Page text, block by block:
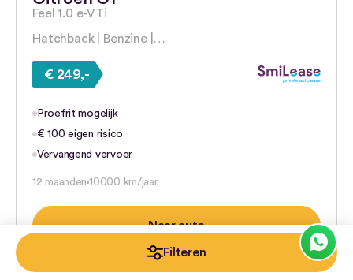
Filteren
Feel 1.0 e-VTi
Hatchback | Benzine |…
€ 249,-
Proefrit mogelijk
€ 100 eigen risico
Vervangend vervoer
12 maanden 10000 km/jaar
Naar auto